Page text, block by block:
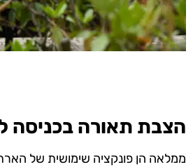
הצבת תאורה בכניסה
ממלאה הן פונקציה שימושית של הארת